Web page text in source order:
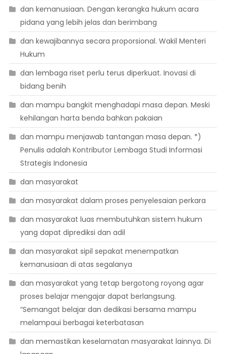
dan kemanusiaan. Dengan kerangka hukum acara
pidana yang lebih jelas dan berimbang
dan kewajibannya secara proporsional. Wakil Menteri
Hukum
dan lembaga riset perlu terus diperkuat. Inovasi di
bidang benih
dan mampu bangkit menghadapi masa depan. Meski
kehilangan harta benda bahkan pakaian
dan mampu menjawab tantangan masa depan. *)
Penulis adalah Kontributor Lembaga Studi Informasi
Strategis Indonesia
dan masyarakat
dan masyarakat dalam proses penyelesaian perkara
dan masyarakat luas membutuhkan sistem hukum
yang dapat diprediksi dan adil
dan masyarakat sipil sepakat menempatkan
kemanusiaan di atas segalanya
dan masyarakat yang tetap bergotong royong agar
proses belajar mengajar dapat berlangsung.
“Semangat belajar dan dedikasi bersama mampu
melampaui berbagai keterbatasan
dan memastikan keselamatan masyarakat lainnya. Di